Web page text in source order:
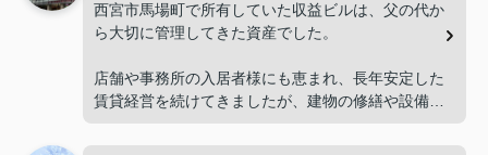
「今の私たちには少し広すぎるね。」
掃除や管理の負担も考え、夫婦二人にちょうど良い
西宮市馬場町で所有していた収益ビルは、父の代か
ら大切に管理してきた資産でした。
店舗や事務所の入居者様にも恵まれ、長年安定した
賃貸経営を続けてきましたが、建物の修繕や設備更